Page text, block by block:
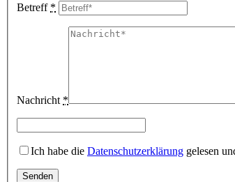
Betreff *
Nachricht *
Ich habe die Datenschutzerklärung gelesen